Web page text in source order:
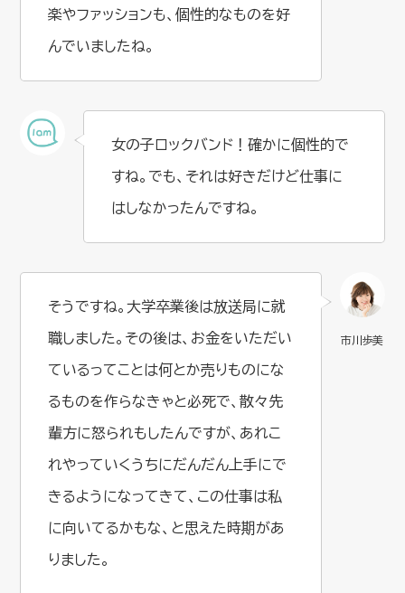
楽やファッションも、個性的なものを好
んでいましたね。
女の子ロックバンド！確かに個性的で
すね。でも、それは好きだけど仕事に
はしなかったんですね。
そうですね。大学卒業後は放送局に就
職しました。その後は、お金をいただい
ているってことは何とか売りものにな
るものを作らなきゃと必死で、散々先
輩方に怒られもしたんですが、あれこ
れやっていくうちにだんだん上手にで
きるようになってきて、この仕事は私
に向いてるかもな、と思えた時期があ
りました。